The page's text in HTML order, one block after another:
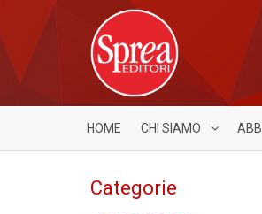
HOME CHI SIAMO
Categorie